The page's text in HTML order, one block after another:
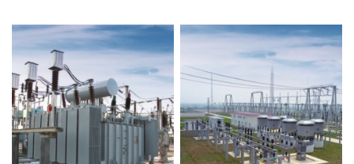
量
以上的目标，具有动态补偿无功